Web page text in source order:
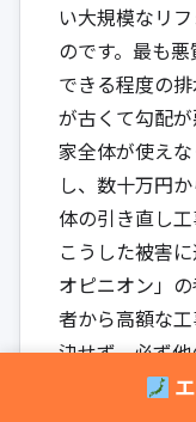
い大規模なリ
のです。最も
できる程度の
が古くて勾配
家全体が使え
し、数十万円
体の引き直し
こうした被害
オピニオン」
者から高額な
決せず、必ず
見積もり）し